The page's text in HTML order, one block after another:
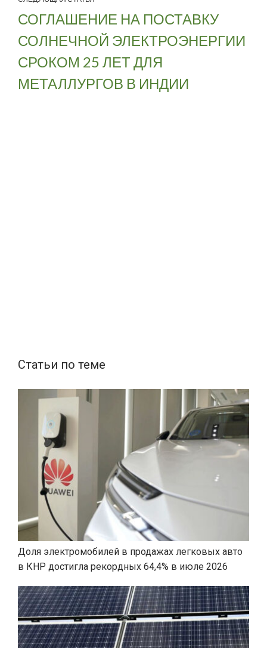
СОГЛАШЕНИЕ НА ПОСТАВКУ
СОЛНЕЧНОЙ ЭЛЕКТРОЭНЕРГИИ
СРОКОМ 25 ЛЕТ ДЛЯ
МЕТАЛЛУРГОВ В ИНДИИ
Статьи по теме
Доля электромобилей в продажах легковых авто
в КНР достигла рекордных 64,4% в июле 2026